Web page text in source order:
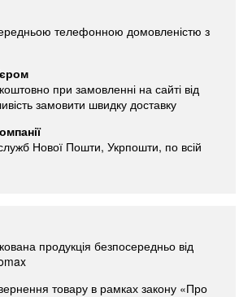
телефонною домовленістю з
при замовленні на сайті від
замовити швидку доставку
Нової Пошти, Укрпошти, по всій
продукція безпосередньо від
товару в рамках закону «Про